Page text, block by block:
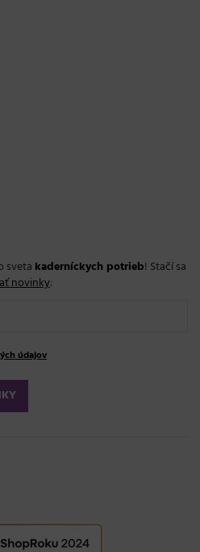
sveta kaderníckych potrieb! Stačí sa
novinky:
údajov